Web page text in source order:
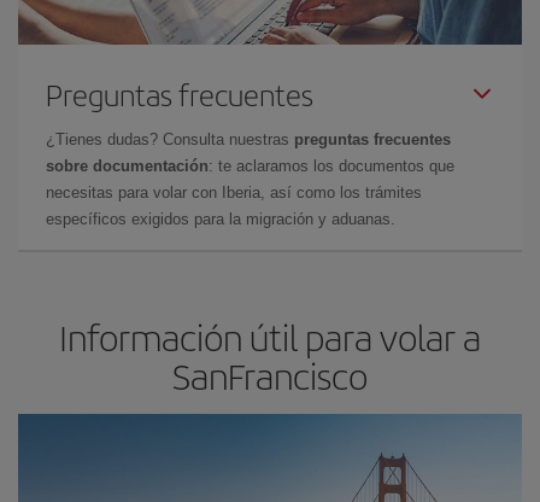
Preguntas frecuentes
¿Tienes dudas? Consulta nuestras preguntas frecuentes
sobre documentación: te aclaramos los documentos que
necesitas para volar con Iberia, así como los trámites
específicos exigidos para la migración y aduanas.
Información útil para volar a
SanFrancisco